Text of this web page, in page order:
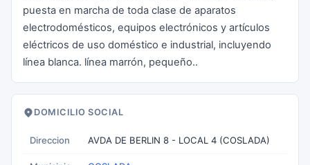
puesta en marcha de toda clase de aparatos
electrodomésticos, equipos electrónicos y artículos
eléctricos de uso doméstico e industrial, incluyendo
línea blanca. línea marrón, pequeño..
DOMICILIO SOCIAL
Direccion AVDA DE BERLIN 8 - LOCAL 4 (COSLADA)